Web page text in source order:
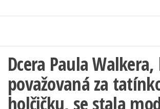
Dcera Paula
považovaná za
holčičku, se stala